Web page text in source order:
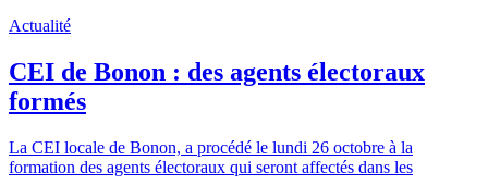
Actualité
CEI de Bonon : des agents électoraux
formés
La CEI locale de Bonon, a procédé le lundi 26 octobre à la
formation des agents électoraux qui seront affectés dans les